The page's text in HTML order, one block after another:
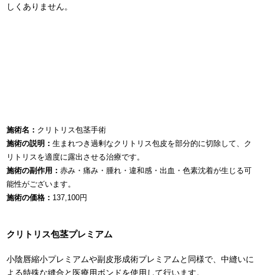
しくありません。
施術名： クリトリス包茎手術
施術の説明：生まれつき過剰なクリトリス包皮を部分的に切除して、ク
リトリスを適度に露出させる治療です。
施術の副作用：赤み・痛み・腫れ・違和感・出血・色素沈着が生じる可
能性がございます。
施術の価格： 137,100円
クリトリス包茎プレミアム
小陰唇縮小プレミアムや副皮形成術プレミアムと同様で、中縫いに
よる特殊な縫合と医療用ボンドを使用して行います。